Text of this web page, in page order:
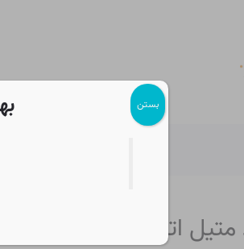
متیل اتیل کتون چیست؟
بستن